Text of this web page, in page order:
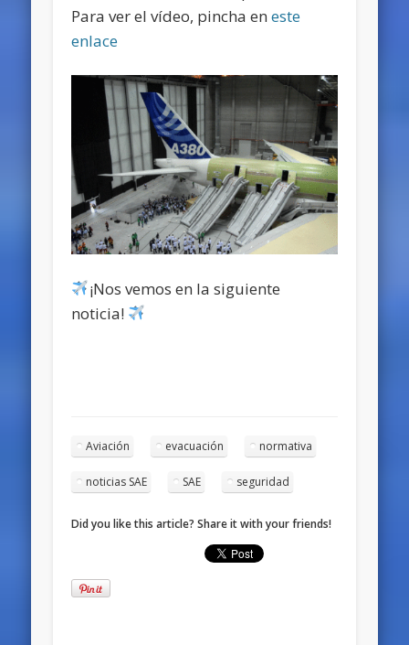
Para ver el vídeo, pincha eneste
enlace
¡Nos vemos en la siguiente
noticia!
Aviación evacuación normativa
noticias SAE SAE seguridad
Did you like this article? Share it with your friends!